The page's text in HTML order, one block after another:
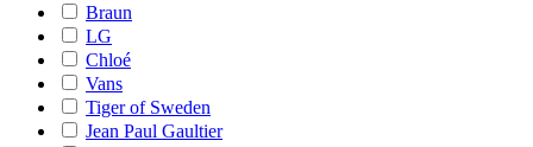
Braun
LG
Chloé
Vans
Tiger of Sweden
Jean Paul Gaultier